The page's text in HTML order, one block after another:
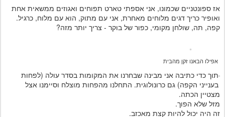
אז ספונטניים שכמונו, אני אספתי טארט תפוחים ואגוזים ממשאית אחת
ואופיר כריך דגים מלוחים מאחרת, אני עם מתוק, הוא עם מלוח, כרגיל.
קפה, תה, שולחן מקומי, כפור של בוקר - צריך יותר מזה?
אפילו הבאנו זקן מהבית
תוך כדי כתיבה אני מבינה שבחרנו את המקומות בסדר עולה (לפחות
בענייני הקפה) גם כרונולוגית. התחלנו מהפחות מוצלח וסיימנו אצל
מצטיין הכתה.
מזל שלא הפוך.
זה היה יכול להיות קצת מאכזב.